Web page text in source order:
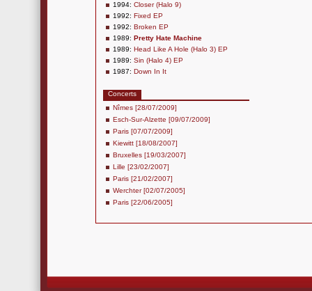
1994: Closer (Halo 9)
1992: Fixed EP
1992: Broken EP
1989: Pretty Hate Machine
1989: Head Like A Hole (Halo 3) EP
1989: Sin (Halo 4) EP
1987: Down In It
Concerts
Nîmes [28/07/2009]
Esch-Sur-Alzette [09/07/2009]
Paris [07/07/2009]
Kiewitt [18/08/2007]
Bruxelles [19/03/2007]
Lille [23/02/2007]
Paris [21/02/2007]
Werchter [02/07/2005]
Paris [22/06/2005]